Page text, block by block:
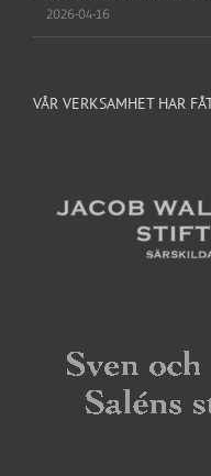
2026-04-16
VÅR VERKSAMHET HAR